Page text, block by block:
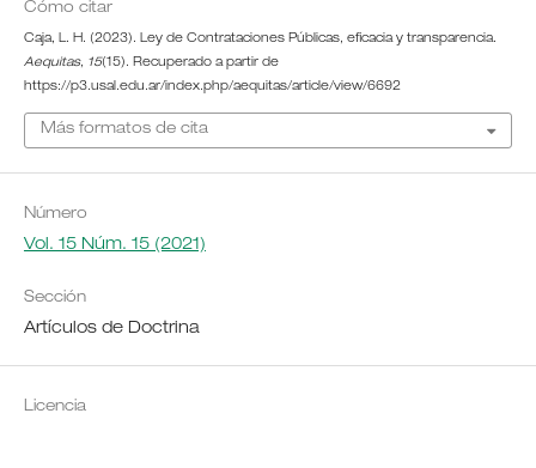
Cómo citar
Caja, L. H. (2023). Ley de Contrataciones Públicas, eficacia y transparencia.
Aequitas, 15(15). Recuperado a partir de
https://p3.usal.edu.ar/index.php/aequitas/article/view/6692
Más formatos de cita
Número
Vol. 15 Núm. 15 (2021)
Sección
Artículos de Doctrina
Licencia